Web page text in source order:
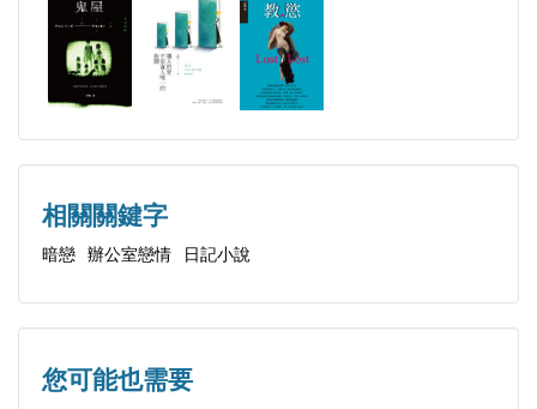
Day 9 注定與你相遇
Day 10 世上最遙遠的距離
Day 11 瑕疵品
Day 12 出軌
Day 13 流浪者之歌
Day 14 以愛之名
Day 15 想你之外
Day 19 愛是純粹的
相關關鍵字
暗戀 辦公室戀情 日記小說
您可能也需要